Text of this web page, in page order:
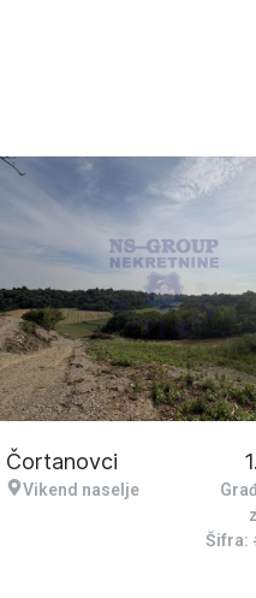
Čortanovci
Vikend naselje
Šifra: